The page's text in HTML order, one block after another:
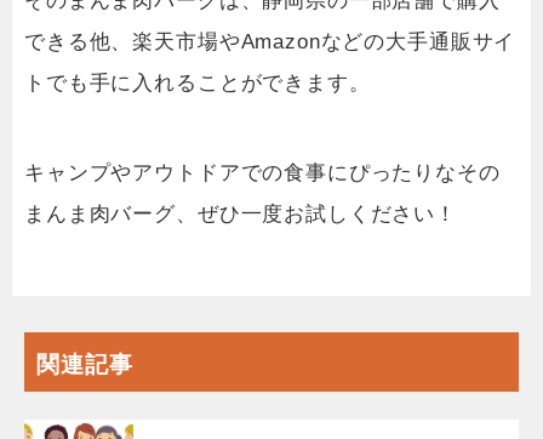
できる他、楽天市場やAmazonなどの大手通販サイ
トでも手に入れることができます。
キャンプやアウトドアでの食事にぴったりなその
まんま肉バーグ、ぜひ一度お試しください！
関連記事